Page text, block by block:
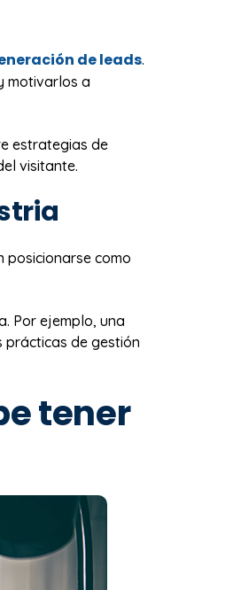
de leads.
motivarlos a
estrategias de
visitante.
posicionarse como
Por ejemplo, una
prácticas de gestión
tener